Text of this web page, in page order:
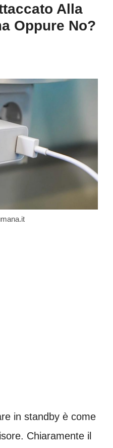
Alla
Oppure No?
in standby è come
Chiaramente il